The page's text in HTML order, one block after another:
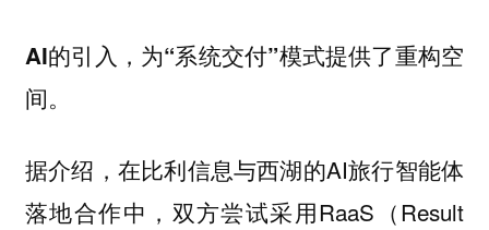
AI的引入，为“系统交付”模式提供了重构空
间。
据介绍，在比利信息与西湖的AI旅行智能体
落地合作中，双方尝试采用RaaS（Result